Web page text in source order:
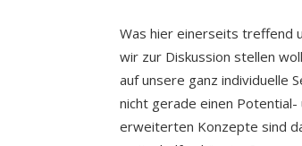
Was hier einerseits treffend
wir zur Diskussion stellen
auf unsere ganz individuelle
nicht gerade einen
erweiterten Konzepte sind